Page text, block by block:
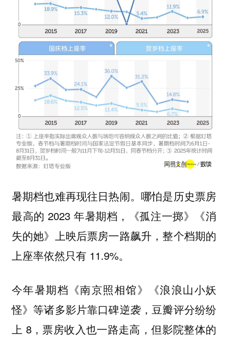
暑期档也难再现往日热闹。哪怕是历史票房
最高的 2023 年暑期档，《孤注一掷》《消
失的她》上映后票房一路飙升，整个档期的
上座率依然只有 11.9%。
今年暑期档《南京照相馆》《浪浪山小妖
怪》等诸多影片靠口碑逆袭，豆瓣评分纷纷
上 8，票房收入也一路走高，但影院整体的